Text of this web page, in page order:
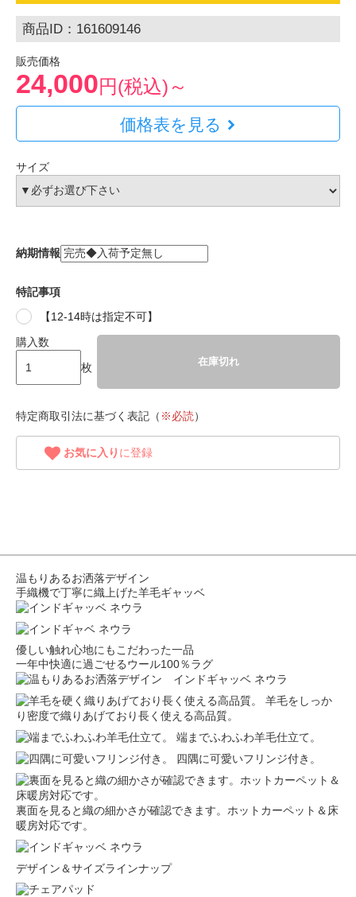
商品ID：161609146
販売価格
24,000円(税込)～
価格表を見る
サイズ
納期情報
特記事項
【12-14時は指定不可】
購入数
枚
在庫切れ
特定商取引法に基づく表記（ ※必読）
お気に入り に登録
温もりあるお洒落デザイン
手織機で丁寧に織上げた羊毛ギャッベ
優しい触れ心地にもこだわった一品
一年中快適に過ごせるウール100％ラグ
羊毛をしっか
り密度で織りあげており長く使える高品質。
端までふわふわ羊毛仕立て。
四隅に可愛いフリンジ付き。
裏面を見ると織の細かさが確認できます。ホットカーペット＆床
暖房対応です。
デザイン＆サイズラインナップ